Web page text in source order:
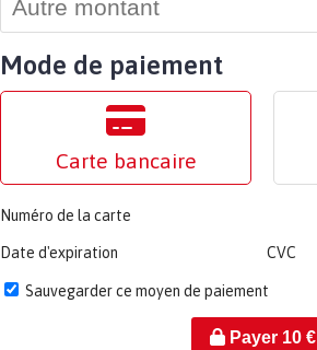
Mode de paiement
Carte bancaire
Numéro de la carte
Date d'expiration CVC
Sauvegarder ce moyen de paiement
Payer 10€